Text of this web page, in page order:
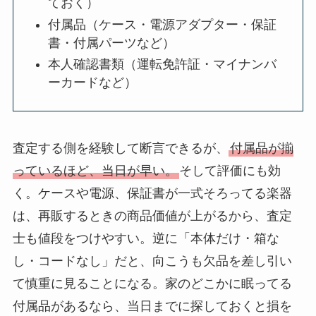
ておく）
付属品（ケース・電源アダプター・保証
書・付属パーツなど）
本人確認書類（運転免許証・マイナンバ
ーカードなど）
査定する側を経験して断言できるが、 付属品が揃
っているほど、当日が早い。そして評価にも効
く。ケースや電源、保証書が一式そろってる楽器
は、再販するときの商品価値が上がるから、査定
士も値段をつけやすい。逆に「本体だけ・箱な
し・コードなし」だと、向こうも欠品を差し引い
て慎重に見ることになる。家のどこかに眠ってる
付属品があるなら、当日までに探しておくと損を